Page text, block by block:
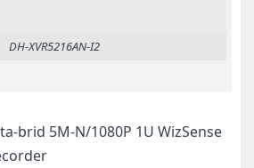
DH-XVR5216AN-I2
brid 5M-N/1080P 1U WizSense